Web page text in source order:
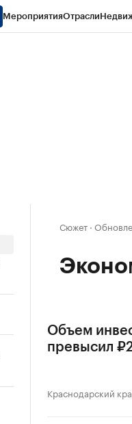
МероприятияОтрасли
Сюжет ·
Объем
превысил
Краснодарский